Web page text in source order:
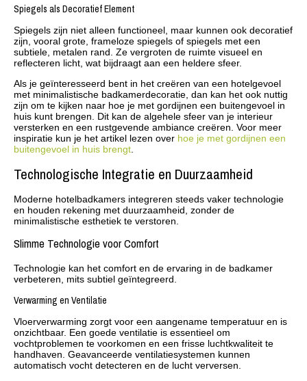
Spiegels als Decoratief Element
Spiegels zijn niet alleen functioneel, maar kunnen ook decoratief
zijn, vooral grote, frameloze spiegels of spiegels met een
subtiele, metalen rand. Ze vergroten de ruimte visueel en
reflecteren licht, wat bijdraagt aan een heldere sfeer.
Als je geïnteresseerd bent in het creëren van een hotelgevoel
met minimalistische badkamerdecoratie, dan kan het ook nuttig
zijn om te kijken naar hoe je met gordijnen een buitengevoel in
huis kunt brengen. Dit kan de algehele sfeer van je interieur
versterken en een rustgevende ambiance creëren. Voor meer
inspiratie kun je het artikel lezen over hoe je met gordijnen een
buitengevoel in huis brengt.
Technologische Integratie en Duurzaamheid
Moderne hotelbadkamers integreren steeds vaker technologie
en houden rekening met duurzaamheid, zonder de
minimalistische esthetiek te verstoren.
Slimme Technologie voor Comfort
Technologie kan het comfort en de ervaring in de badkamer
verbeteren, mits subtiel geïntegreerd.
Verwarming en Ventilatie
Vloerverwarming zorgt voor een aangename temperatuur en is
onzichtbaar. Een goede ventilatie is essentieel om
vochtproblemen te voorkomen en een frisse luchtkwaliteit te
handhaven. Geavanceerde ventilatiesystemen kunnen
automatisch vocht detecteren en de lucht verversen.